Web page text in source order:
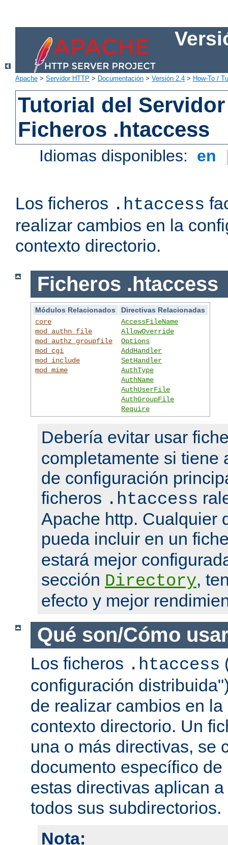
Apache > Servidor HTTP > Documentación > Versión 2.4 > How-To /
Tutorial del
Ficheros .htaccess
Idiomas disponibles: en
Los ficheros .htaccess
realizar cambios en la
contexto directorio.
Ficheros .htaccess
Módulos Relacionados
Directivas Relacionadas
core
mod_authn_file
mod_authz_groupfile
mod_cgi
mod_include
mod_mime
AccessFileName
AllowOverride
Options
AddHandler
SetHandler
AuthType
AuthName
AuthUserFile
AuthGroupFile
Require
Debería evitar usar
completamente si tiene
de configuración
ficheros .htaccess
Apache http. Cualquier
pueda incluir en un
estará mejor
sección Directory,
efecto y mejor
Qué son/Cómo
Los ficheros .htaccess
configuración
de realizar cambios en
contexto directorio. Un
una o más directivas, se
documento específico
estas directivas aplican
todos sus subdirectorios.
Nota: